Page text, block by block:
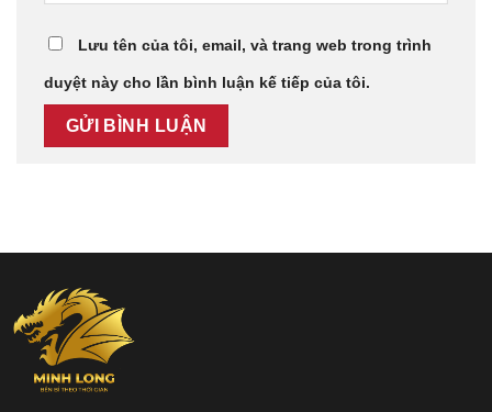
Lưu tên của tôi, email, và trang web trong trình
duyệt này cho lần bình luận kế tiếp của tôi.